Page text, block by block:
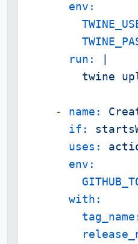
env:
run:
- name:
if:
uses:
env:
with: